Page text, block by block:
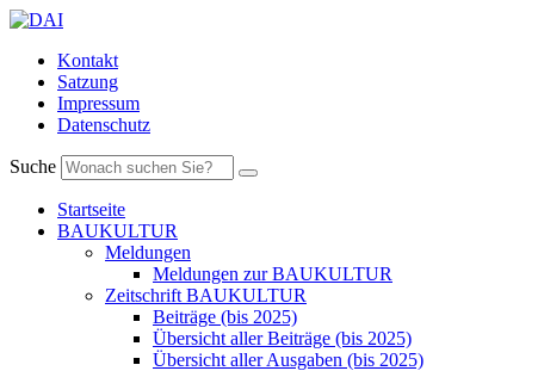
Kontakt
Satzung
Impressum
Datenschutz
Suche
Startseite
BAUKULTUR
Meldungen
Meldungen zur BAUKULTUR
Zeitschrift BAUKULTUR
Beiträge (bis 2025)
Übersicht aller Beiträge (bis 2025)
Übersicht aller Ausgaben (bis 2025)